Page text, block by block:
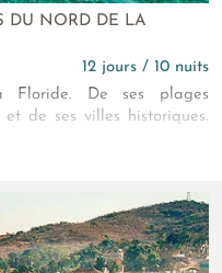
DU NORD DE LA
12 jours / 10 nuits
Floride. De ses plages
de ses villes historiques.
baseball ponctuent un